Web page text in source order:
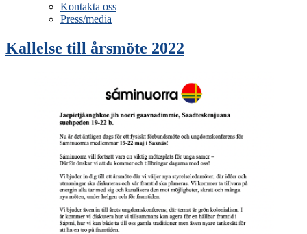
Kontakta oss
Press/media
Kallelse till årsmöte 2022